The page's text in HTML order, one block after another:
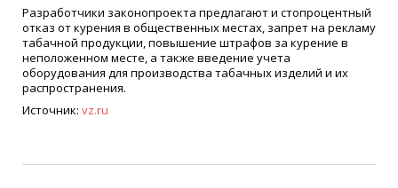
Разработчики законопроекта предлагают и стопроцентный
отказ от курения в общественных местах, запрет на рекламу
табачной продукции, повышение штрафов за курение в
неположенном месте, а также введение учета
оборудования для производства табачных изделий и их
распространения.
Источник: vz.ru